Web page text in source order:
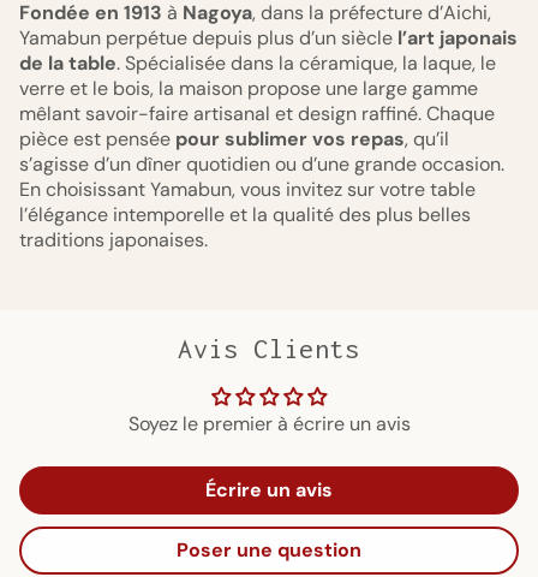
Fondée en 1913 à Nagoya, dans la préfecture d’Aichi,
Yamabun perpétue depuis plus d’un siècle l’art japonais
de la table. Spécialisée dans la céramique, la laque, le
verre et le bois, la maison propose une large gamme
mêlant savoir-faire artisanal et design raffiné. Chaque
pièce est pensée pour sublimer vos repas, qu’il
s’agisse d’un dîner quotidien ou d’une grande occasion.
En choisissant Yamabun, vous invitez sur votre table
l’élégance intemporelle et la qualité des plus belles
traditions japonaises.
Avis Clients
Soyez le premier à écrire un avis
Écrire un avis
Poser une question